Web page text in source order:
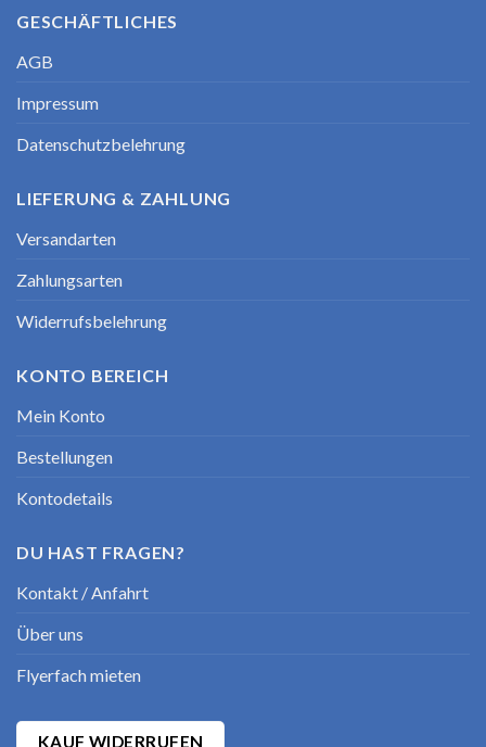
GESCHÄFTLICHES
AGB
Impressum
Datenschutzbelehrung
LIEFERUNG & ZAHLUNG
Versandarten
Zahlungsarten
Widerrufsbelehrung
KONTO BEREICH
Mein Konto
Bestellungen
Kontodetails
DU HAST FRAGEN?
Kontakt / Anfahrt
Über uns
Flyerfach mieten
KAUF WIDERRUFEN